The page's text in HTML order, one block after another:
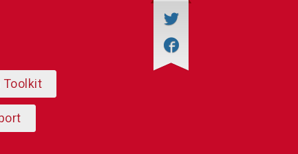
Toolkit